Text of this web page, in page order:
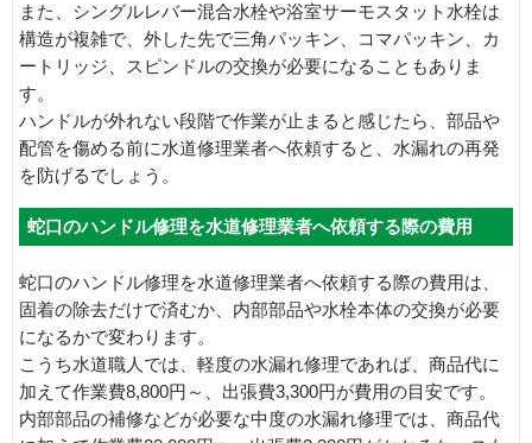
また、シングルレバー混合水栓や浴室サーモスタット水栓は
構造が複雑で、外した先で三角パッキン、コマパッキン、カ
ートリッジ、スピンドルの交換が必要になることもありま
す。
ハンドルが外れない段階で作業が止まると感じたら、部品や
配管を傷める前に水道修理業者へ依頼すると、水漏れの再発
を防げるでしょう。
蛇口のハンドル修理を水道修理業者へ依頼する際の費用
蛇口のハンドル修理を水道修理業者へ依頼する際の費用は、
固着の除去だけで済むか、内部部品や水栓本体の交換が必要
になるかで変わります。
こうち水道職人では、軽度の水漏れ修理であれば、商品代に
加えて作業費8,800円～、出張費3,300円が費用の目安です。
内部部品の補修などが必要な中度の水漏れ修理では、商品代